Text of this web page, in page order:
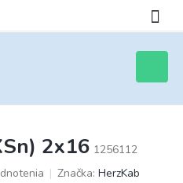
košík
2x16 1256112
Značka: HerzKab